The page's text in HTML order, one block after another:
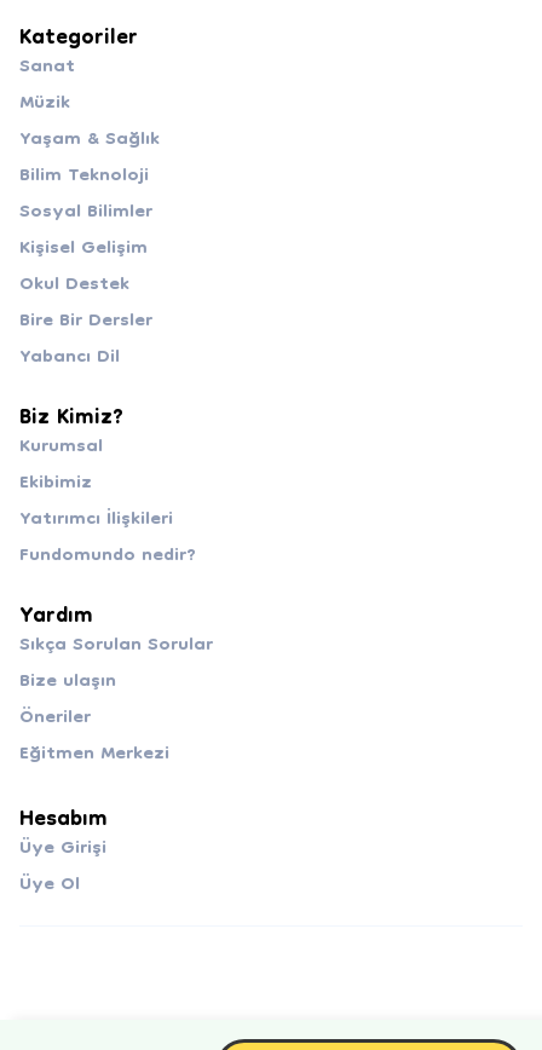
Kategoriler
Sanat
Müzik
Yaşam & Sağlık
Bilim Teknoloji
Sosyal Bilimler
Kişisel Gelişim
Okul Destek
Bire Bir Dersler
Yabancı Dil
Biz Kimiz?
Kurumsal
Ekibimiz
Yatırımcı İlişkileri
Fundomundo nedir?
Yardım
Sıkça Sorulan Sorular
Bize ulaşın
Öneriler
Eğitmen Merkezi
Hesabım
Üye Girişi
Üye Ol